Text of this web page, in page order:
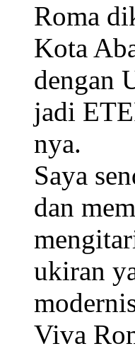
Roma
Kota
dengan
jadi
nya.
Saya
dan
ukiran
Viva